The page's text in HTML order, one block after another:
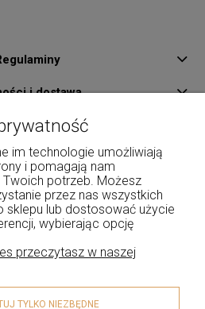
i dostawa
Pomoc
O Nas
Kontakt
konto
im technologie umożliwiają
i pomagają nam
potrzeb. Możesz
przez nas wszystkich
sklepu lub dostosować użycie
wybierając opcję
przeczytasz w naszej
TYLKO NIEZBĘDNE